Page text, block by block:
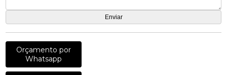
Orçamento por
Whatsapp